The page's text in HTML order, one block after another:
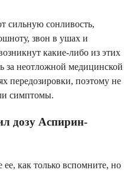
сильную сонливость,
звон в ушах и
какие-либо из этих
за неотложной медицинской
передозировки, поэтому не
симптомы.
дозу Аспирин-
как только вспомните, но